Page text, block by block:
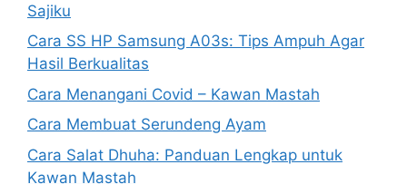
Sajiku
Cara SS HP Samsung A03s: Tips Ampuh Agar
Hasil Berkualitas
Cara Menangani Covid – Kawan Mastah
Cara Membuat Serundeng Ayam
Cara Salat Dhuha: Panduan Lengkap untuk
Kawan Mastah